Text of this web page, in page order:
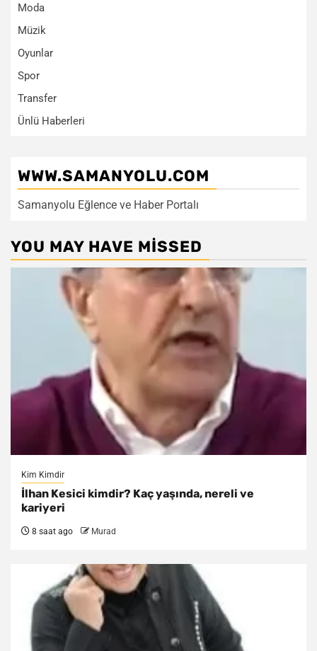
Moda
Müzik
Oyunlar
Spor
Transfer
Ünlü Haberleri
WWW.SAMANYOLU.COM
Samanyolu Eğlence ve Haber Portalı
YOU MAY HAVE MISSED
Kim Kimdir
İlhan Kesici kimdir? Kaç yaşında, nereli ve
kariyeri
8 saat ago Murad